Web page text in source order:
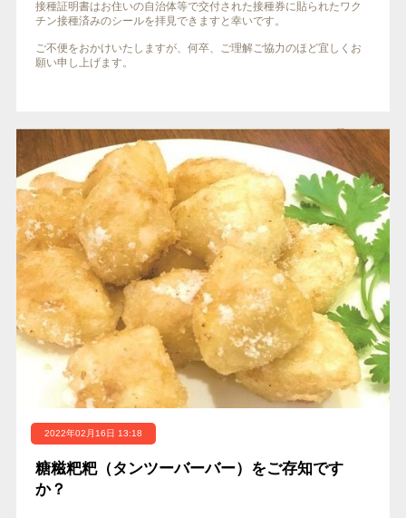
接種証明書はお住いの自治体等で交付された接種券に貼られたワク
チン接種済みのシールを拝見できますと幸いです。
ご不便をおかけいたしますが、何卒、ご理解ご協力のほど宜しくお
願い申し上げます。
2022年02月16日 13:18
糖糍粑粑（タンツーバーバー）をご存知です
か？